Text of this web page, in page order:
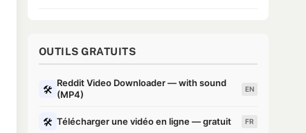
OUTILS GRATUITS
🛠
Reddit Video Downloader — with sound
(MP4)
EN
🛠 Télécharger une vidéo en ligne — gratuit FR